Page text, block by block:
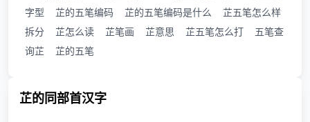
字型
芷的五笔编码 芷的五笔编码是什么
芷五笔怎么样
拆分
芷怎么读 芷笔画 芷意思 芷五笔怎么打
五笔查
询芷
芷的五笔
芷的同部首汉字